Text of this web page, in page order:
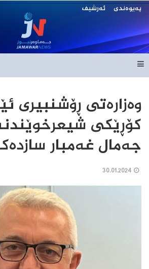
پەیوەندی ئەرشیف
وه‌زاره‌تى ڕۆشنبیرى
کۆڕێکى
جه‌مال غه‌مبار